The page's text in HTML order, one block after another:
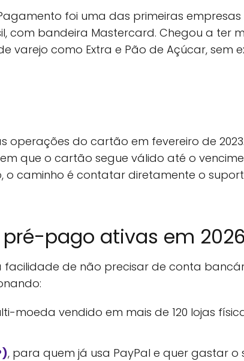
foi uma das primeiras
com bandeira Mastercard. Chegou a ter
varejo como Extra e Pão de Açúcar, sem
operações do cartão em fevereiro de
que o cartão segue válido até o
caminho é contatar diretamente o
pago ativas em 2026
facilidade de não precisar de conta
moeda vendido em mais de 120 lojas
, para quem já usa PayPal e quer gastar